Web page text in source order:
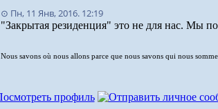
⊙ Пн, 11 Янв, 2016. 12:19
"Закрытая резиденция" это не для нас. Мы
Nous savons où nous allons parce que nous savons qui nous